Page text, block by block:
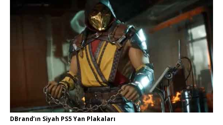
DBrand’ın Siyah PS5 Yan Plakaları